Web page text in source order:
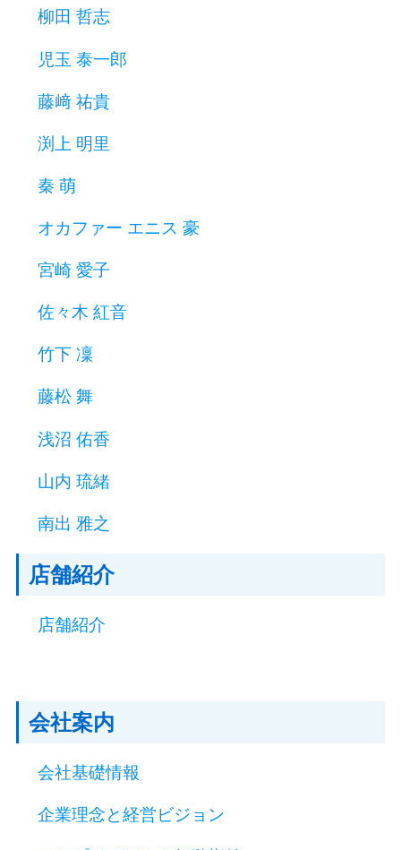
柳田 哲志
児玉 泰一郎
藤﨑 祐貴
渕上 明里
秦 萌
オカファー エニス 豪
宮崎 愛子
佐々木 紅音
竹下 凜
藤松 舞
浅沼 佑香
山内 琉緒
南出 雅之
店舗紹介
店舗紹介
会社案内
会社基礎情報
企業理念と経営ビジョン